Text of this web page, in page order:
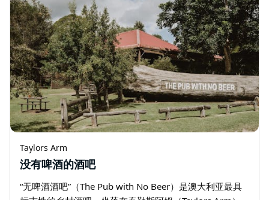
Taylors Arm
没有啤酒的酒吧
“无啤酒酒吧”（The Pub with No Beer）是澳大利亚最具